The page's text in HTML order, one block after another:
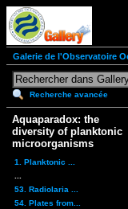
Galerie de l'Observatoire
Recherche avancée
Aquaparadox: the
diversity of planktonic
microorganisms
1. Planktonic ...
53. Radiolaria ...
54. Plates from...